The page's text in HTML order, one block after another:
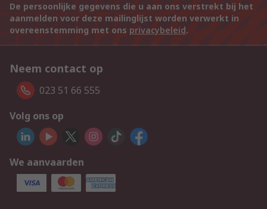
De persoonlijke gegevens die u aan ons verstrekt bij het
aanmelden voor deze mailinglijst worden verwerkt in
overeenstemming met ons privacybeleid.
Neem contact op
023 51 66 555
Volg ons op
We aanvaarden